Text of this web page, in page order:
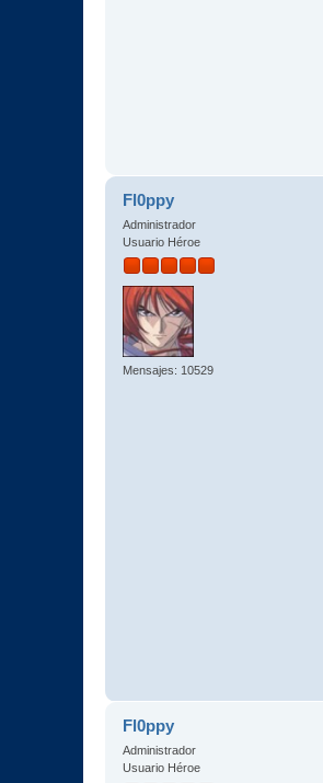
Fl0ppy
Administrador
Usuario Héroe
Mensajes: 10529
Fl0ppy
Administrador
Usuario Héroe